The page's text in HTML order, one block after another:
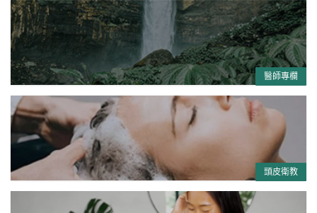
醫師專欄
頭皮衛教